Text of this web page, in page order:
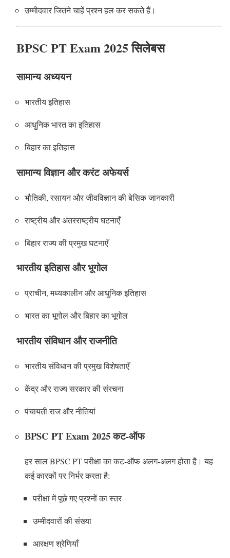
उम्मीदवार जितने चाहें प्रश्न हल कर सकते हैं।
BPSC PT Exam 2025 सिलेबस
सामान्य अध्ययन
भारतीय इतिहास
आधुनिक भारत का इतिहास
बिहार का इतिहास
सामान्य विज्ञान और करंट अफेयर्स
भौतिकी, रसायन और जीवविज्ञान की बेसिक जानकारी
राष्ट्रीय और अंतरराष्ट्रीय घटनाएँ
बिहार राज्य की प्रमुख घटनाएँ
भारतीय इतिहास और भूगोल
प्राचीन, मध्यकालीन और आधुनिक इतिहास
भारत का भूगोल और बिहार का भूगोल
भारतीय संविधान और राजनीति
भारतीय संविधान की प्रमुख विशेषताएँ
केंद्र और राज्य सरकार की संरचना
पंचायती राज और नीतियां
BPSC PT Exam 2025 कट-ऑफ
हर साल BPSC PT परीक्षा का कट-ऑफ अलग-अलग होता है। यह
कई कारकों पर निर्भर करता है:
परीक्षा में पूछे गए प्रश्नों का स्तर
उम्मीदवारों की संख्या
आरक्षण श्रेणियाँ